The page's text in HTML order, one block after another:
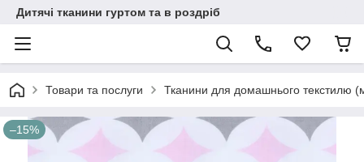
Дитячі тканини гуртом та в роздріб
Товари та послуги Тканини для домашнього текстилю
–15%